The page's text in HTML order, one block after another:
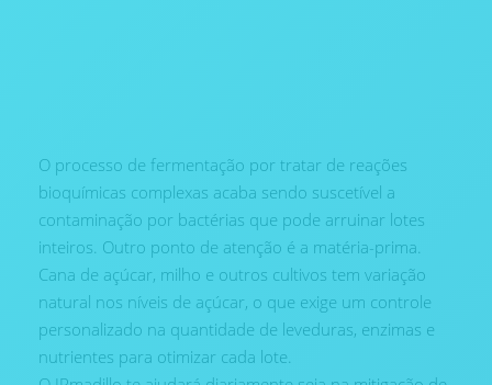
O processo de fermentação por tratar de reações
bioquímicas complexas acaba sendo suscetível a
contaminação por bactérias que pode arruinar lotes
inteiros. Outro ponto de atenção é a matéria-prima.
Cana de açúcar, milho e outros cultivos tem variação
natural nos níveis de açúcar, o que exige um controle
personalizado na quantidade de leveduras, enzimas e
nutrientes para otimizar cada lote.